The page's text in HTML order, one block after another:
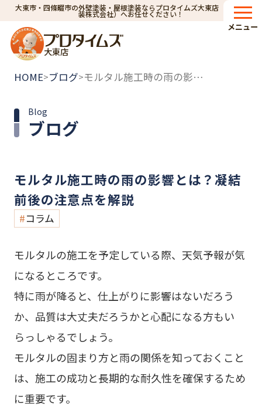
大東市・四條畷市の外壁塗装・屋根塗装ならプロタイムズ大東店（小林建
装株式会社）へお任せください！
大東店
メニュー
HOME>ブログ> モルタル施工時の雨の影響とは？凝結前後の注意点を解説
ブログ
Blog
モルタル施工時の雨の影響とは？凝結
前後の注意点を解説
コラム
モルタルの施工を予定している際、天気予報が気
になるところです。
特に雨が降ると、仕上がりに影響はないだろう
か、品質は大丈夫だろうかと心配になる方もい
らっしゃるでしょう。
モルタルの固まり方と雨の関係を知っておくこと
は、施工の成功と長期的な耐久性を確保するため
に重要です。